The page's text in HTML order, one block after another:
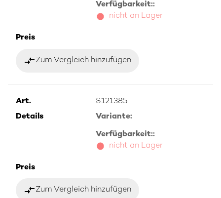
Verfügbarkeit::
nicht an Lager
Preis
compare_arrowsZum Vergleich hinzufügen
Art.
S121385
Details
Variante:
Verfügbarkeit::
nicht an Lager
Preis
compare_arrowsZum Vergleich hinzufügen